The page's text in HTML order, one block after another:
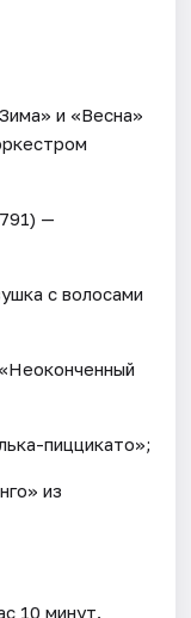
и «Весна»
—
с волосами
пиццикато»;
из
10 минут.